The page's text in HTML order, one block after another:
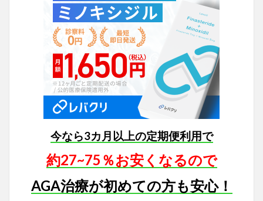
今なら3カ月以上の定期便利用で
約27~75％お安くなるので
AGA治療が初めての方も安心！